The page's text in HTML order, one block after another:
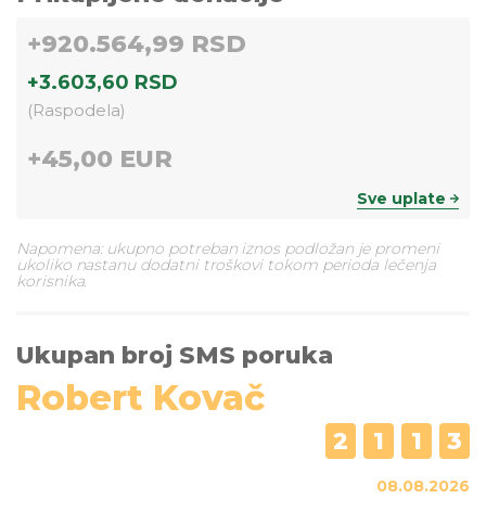
+920.564,99 RSD
+3.603,60 RSD
(Raspodela)
+45,00 EUR
Sve uplate
Napomena: ukupno potreban iznos podložan je promeni
ukoliko nastanu dodatni troškovi tokom perioda lečenja
korisnika.
Ukupan broj SMS poruka
Robert Kovač
2 1 1 3
08.08.2026